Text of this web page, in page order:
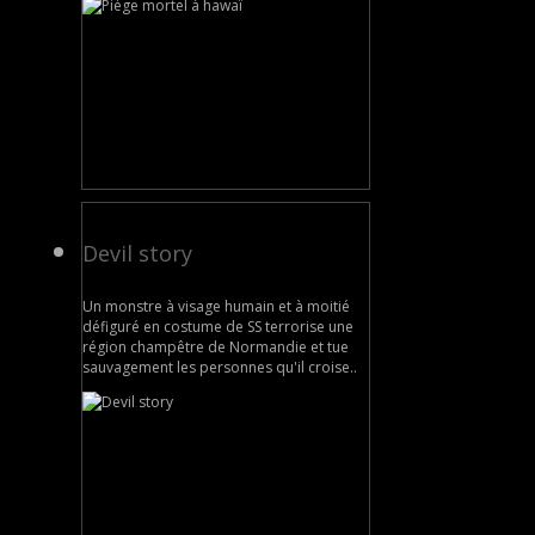
Devil story
Un monstre à visage humain et à moitié
défiguré en costume de SS terrorise une
région champêtre de Normandie et tue
sauvagement les personnes qu'il croise..